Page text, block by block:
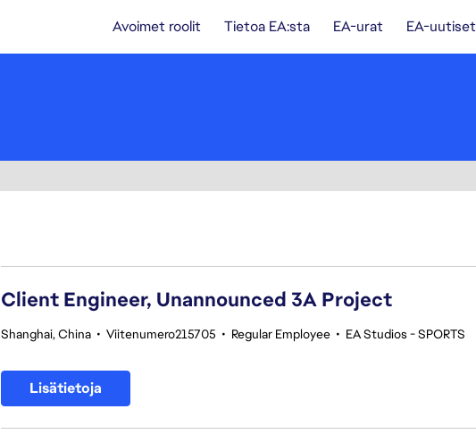
Avoimet roolit Tietoa EA:sta EA-urat EA-uutiset
Client Engineer, Unannounced 3A Project
Shanghai, China • Viitenumero215705 • Regular Employee • EA Studios - SPORTS
Lisätietoja